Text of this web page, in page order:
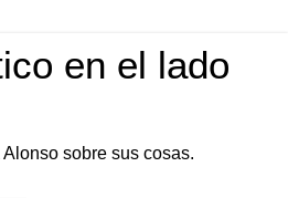
en el lado
sobre sus cosas.